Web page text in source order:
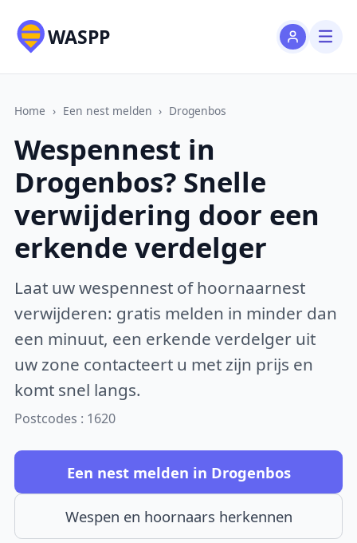
WASPP
Home › Een nest melden › Drogenbos
Wespennest in
Drogenbos? Snelle
verwijdering door een
erkende verdelger
Laat uw wespennest of hoornaarnest
verwijderen: gratis melden in minder dan
een minuut, een erkende verdelger uit
uw zone contacteert u met zijn prijs en
komt snel langs.
Postcodes : 1620
Een nest melden in Drogenbos
Wespen en hoornaars herkennen